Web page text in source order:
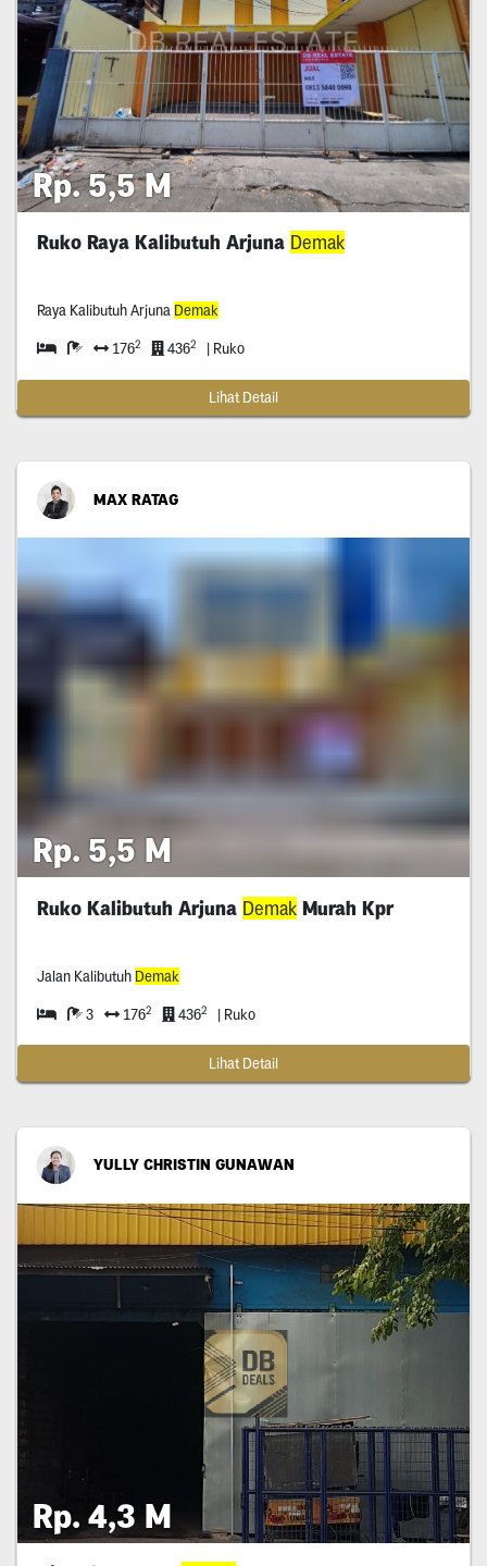
Rp. 5,5 M
Ruko Raya Kalibutuh Arjuna Demak
Raya Kalibutuh Arjuna Demak
1762 4362 | Ruko
Lihat Detail
MAX RATAG
Rp. 5,5 M
Ruko Kalibutuh Arjuna DemakMurah Kpr
Jalan Kalibutuh Demak
3 1762 4362 | Ruko
Lihat Detail
YULLY CHRISTIN GUNAWAN
Rp. 4,3 M